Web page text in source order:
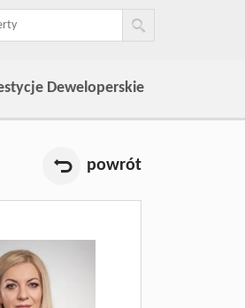
Deweloperskie
powrót